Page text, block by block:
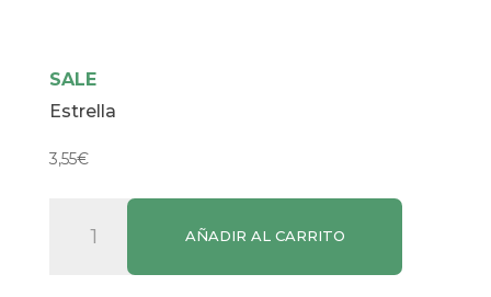
SALE
Estrella
3,55€
cantidad
AÑADIR AL CARRITO